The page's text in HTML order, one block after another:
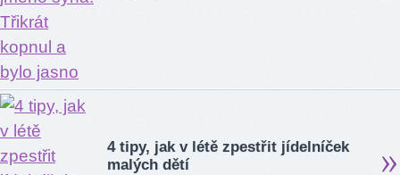
4 tipy, jak v létě zpestřit jídelníček
malých dětí